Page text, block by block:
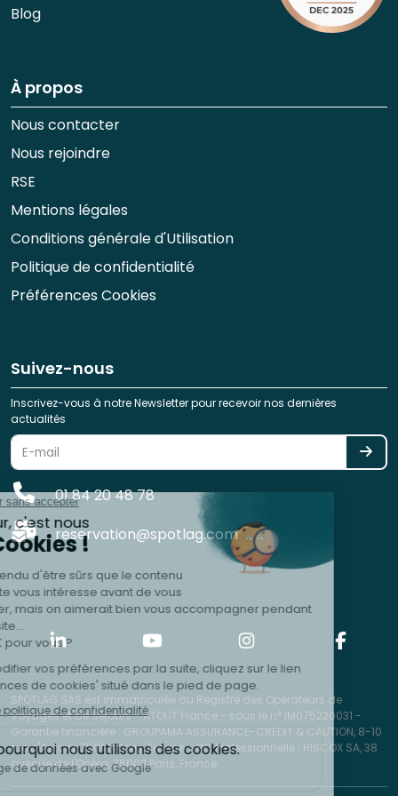
Blog
À propos
Nous contacter
Nous rejoindre
RSE
Mentions légales
Conditions générale d'Utilisation
Politique de confidentialité
Préférences Cookies
Suivez-nous
Inscrivez-vous à notre Newsletter pour recevoir nos dernières
actualités
01 84 20 48 78
reservation@spotlag.com
SPOTLAG SAS est immatriculée au Registre des Opérateurs de
Voyages et de Séjours - ATOUT France - sous le n° IM075220031 -
Garantie financière : GROUPAMA ASSURANCE-CRÉDIT & CAUTION, 8-10
rue d'Astorg, 75008 Paris, France - RC Professionnelle : HISCOX SA, 38
avenue de l'Opéra, 75002 Paris, France